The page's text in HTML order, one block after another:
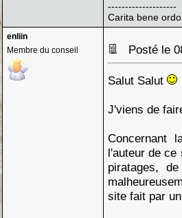
--------------------
Carita bene
enliin
Membre du conseil
Posté le
Salut Salut
J'viens de
Concernant
l'auteur de ce
piratages,
site fait par